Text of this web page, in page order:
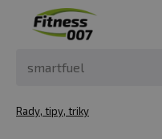
Rady, tipy, triky